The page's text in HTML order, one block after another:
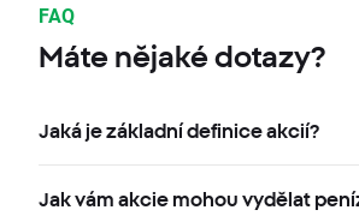
FAQ
Máte nějaké dotazy?
Jaká je základní definice akcií?
Jak vám akcie mohou vydělat